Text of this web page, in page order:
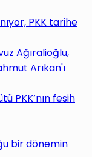
PKK tarihe
Ağıralioğlu,
Arıkan'ı
PKK’nın fesih
bir dönemin